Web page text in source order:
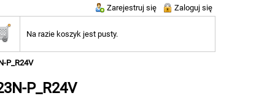
Zarejestruj się Zaloguj się
Na razie koszyk jest pusty.
P_R24V
P_R24V